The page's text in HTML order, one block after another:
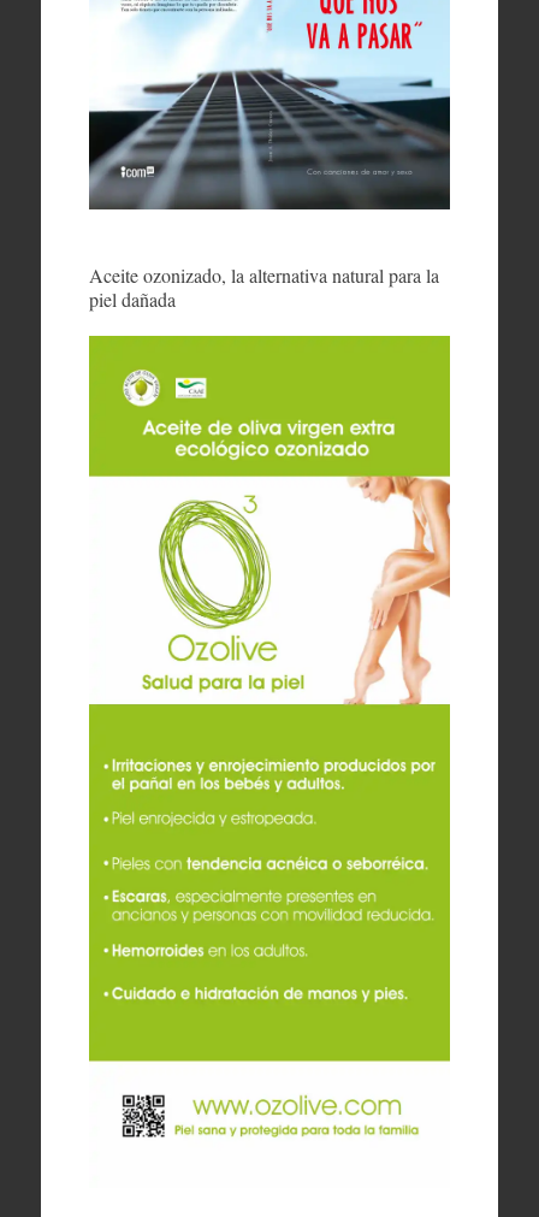
Aceite ozonizado, la alternativa natural para la
piel dañada